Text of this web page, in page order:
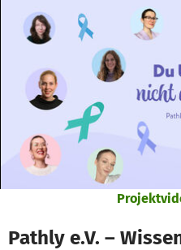
Zum Hauptinhalt springen
Erklärung zur Barrierefreiheit
Pathly e.V. –